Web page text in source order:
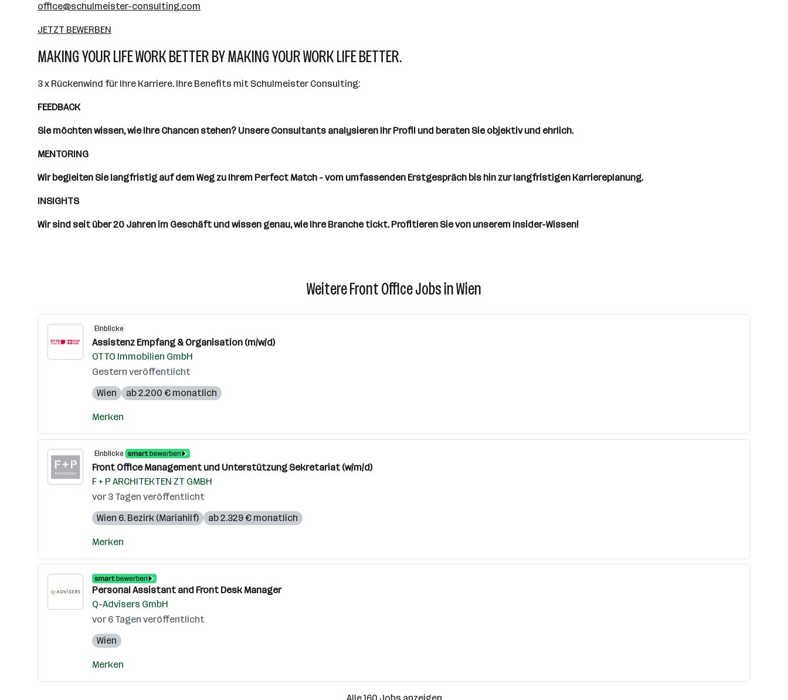
office@schulmeister-consulting.com
JETZT BEWERBEN
MAKING YOUR LIFE WORK BETTER BY MAKING YOUR WORK LIFE BETTER.
3 x Rückenwind für Ihre Karriere. Ihre Benefits mit Schulmeister Consulting:
FEEDBACK
Sie möchten wissen, wie Ihre Chancen stehen? Unsere Consultants analysieren Ihr Profil und beraten Sie objektiv und ehrlich.
MENTORING
Wir begleiten Sie langfristig auf dem Weg zu Ihrem Perfect Match - vom umfassenden Erstgespräch bis hin zur langfristigen Karriereplanung.
INSIGHTS
Wir sind seit über 20 Jahren im Geschäft und wissen genau, wie Ihre Branche tickt. Profitieren Sie von unserem Insider-Wissen!
Weitere Front Office Jobs in Wien
Einblicke
Assistenz Empfang & Organisation (m/w/d)
OTTO Immobilien GmbH
Gestern veröffentlicht
Wien
ab 2.200 € monatlich
Merken
Einblicke
Front Office Management und Unterstützung Sekretariat (w/m/d)
F + P ARCHITEKTEN ZT GMBH
vor 3 Tagen veröffentlicht
Wien 6. Bezirk (Mariahilf)
ab 2.329 € monatlich
Merken
Personal Assistant and Front Desk Manager
Q-Advisers GmbH
vor 6 Tagen veröffentlicht
Wien
Merken